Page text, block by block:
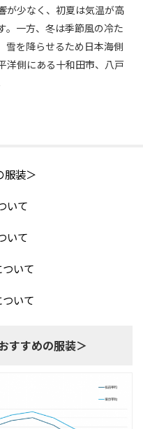
が少なく、初夏は気温が高
。一方、冬は季節風の冷た
雪を降らせるため日本海側
洋側にある十和田市、八戸
服装＞
いて
いて
いて
いて
すすめの服装＞